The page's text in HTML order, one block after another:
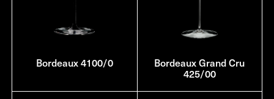
Bordeaux 4100/0 Bordeaux Grand Cru
425/00